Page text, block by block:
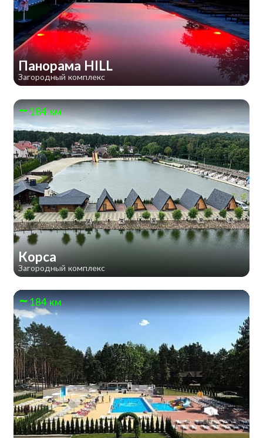
Панорама HILL
Загородный комплекс
184 км
Корса
Загородный комплекс
184 км